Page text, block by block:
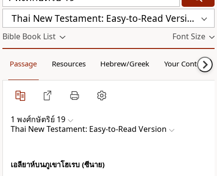
Thai New Testament: Easy-to-Read Version (ERV-TH)
Bible Book List Font Size
Passage Resources Hebrew/Greek Your Content
1 พงศ์กษัตริย์ 19
Thai New Testament: Easy-to-Read Version
เอลียาห์บนภูเขาโฮเรบ (ซีนาย)